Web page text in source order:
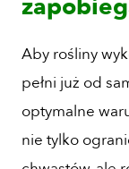
Aby rośliny
pełni już od
optymalne
nie tylko